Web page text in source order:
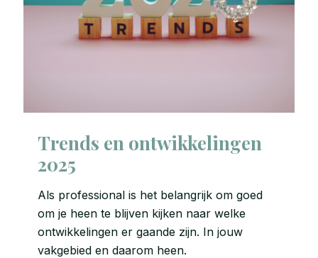
Trends en ontwikkelingen
2025
Als professional is het belangrijk om goed
om je heen te blijven kijken naar welke
ontwikkelingen er gaande zijn. In jouw
vakgebied en daarom heen.